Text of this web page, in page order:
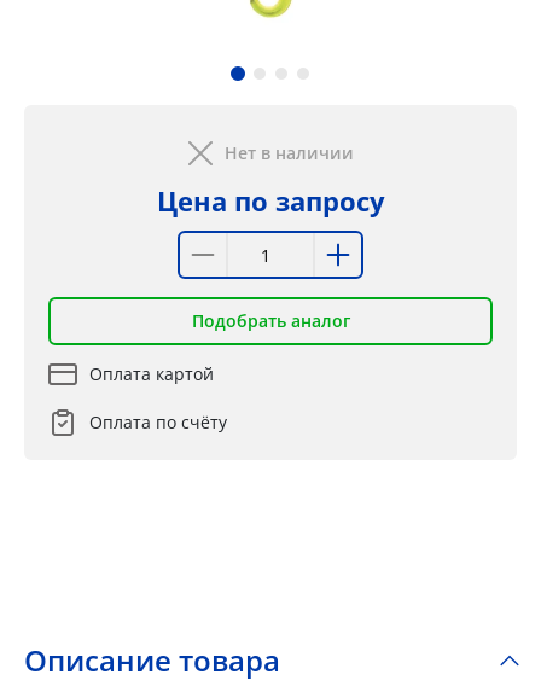
Нет в наличии
Цена по запросу
Подобрать аналог
Оплата картой
Оплата по счёту
Описание товара